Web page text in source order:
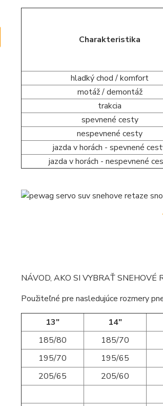
Charakteristika
hladký chod / komfort
motáž / demontáž
trakcia
spevnené cesty
nespevnené cesty
jazda v horách - spevnené
jazda v horách - nespevnené
NÁVOD, AKO SI VYBRAŤ
Použiteľné pre nasledujúce rozmery
13" 14"
185/80
185/70
195/70
195/65
205/65
205/60